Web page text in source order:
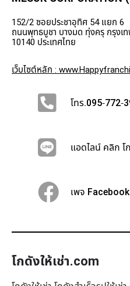
152/2 ซอยประชาอุทิศ 54 แยก 6
ถนนพุทธบูชา บางมด ทุ่งครุ กรุงเ
10140 ประเทศไทย
เว็บไซต์หลัก :
โทร.095-772-
แอดไลน์ คลิก โ
เพจ Facebook
โกดังให้เช่า.com